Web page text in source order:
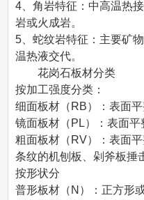
4、角岩特征：中高温热
岩或火成岩。
5、蛇纹岩特征：主要矿
温热液交代。
花岗石板材分类
按加工强度分类：
细面板材（RB）：表面
镜面板材（PL）：表面
粗面板材（RV）：表面
条纹的机刨板、剁斧板捶
按形状分
普形板材（N）：正方形